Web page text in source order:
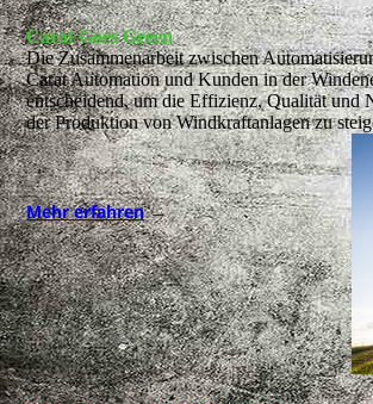
Carat Goes Green
Die Zusammenarbeit zwischen
Carat Automation und Kunden in der
entscheidend, um die Effizienz, Qualität und
der Produktion von Windkraftanlagen zu
Mehr erfahren →